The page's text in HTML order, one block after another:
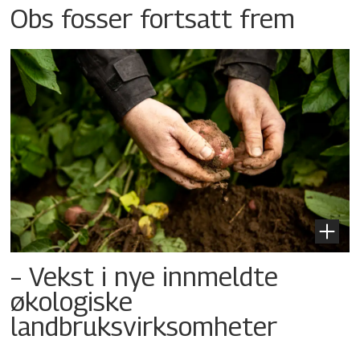
Obs fosser fortsatt frem
– Vekst i nye innmeldte
økologiske
landbruksvirksomheter